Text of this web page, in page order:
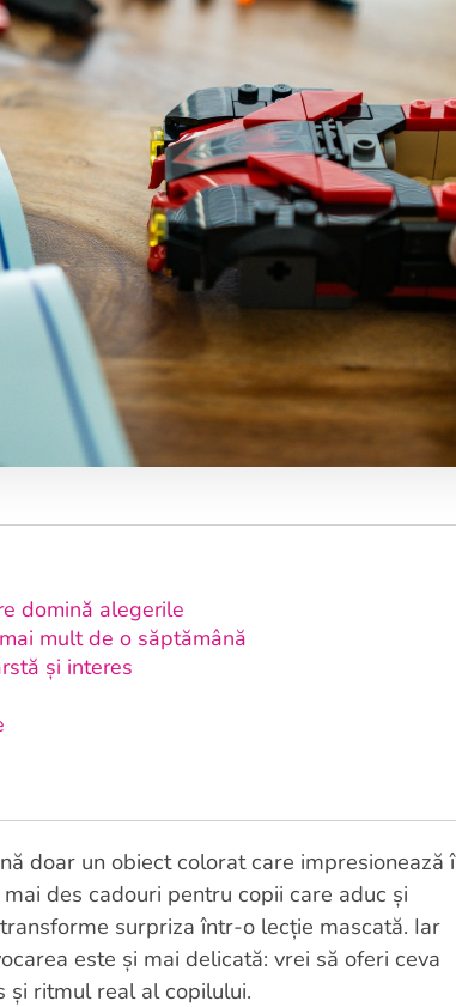
domină alegerile
mult de o săptămână
și interes
doar un obiect colorat care impresionează
des cadouri pentru copii care aduc și
surpriza într-o lecție mascată. Iar
este și mai delicată: vrei să oferi ceva
și ritmul real al copilului.